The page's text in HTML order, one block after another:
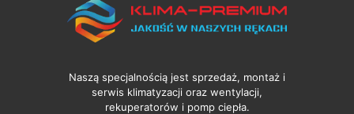
Naszą specjalnością jest sprzedaż, montaż i
serwis klimatyzacji oraz wentylacji,
rekuperatorów i pomp ciepła.